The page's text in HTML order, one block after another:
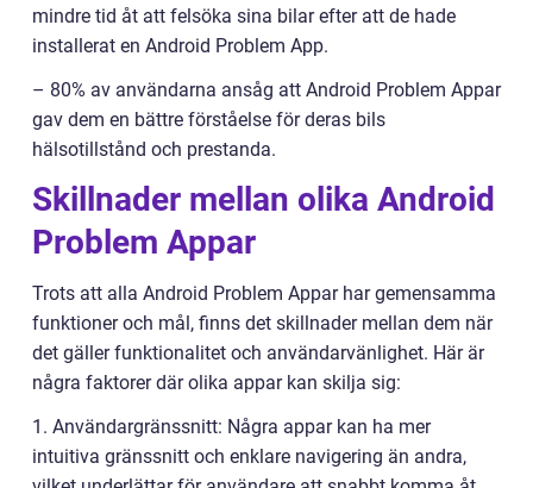
mindre tid åt att felsöka sina bilar efter att de hade
installerat en Android Problem App.
– 80% av användarna ansåg att Android Problem Appar
gav dem en bättre förståelse för deras bils
hälsotillstånd och prestanda.
Skillnader mellan olika Android
Problem Appar
Trots att alla Android Problem Appar har gemensamma
funktioner och mål, finns det skillnader mellan dem när
det gäller funktionalitet och användarvänlighet. Här är
några faktorer där olika appar kan skilja sig:
1. Användargränssnitt: Några appar kan ha mer
intuitiva gränssnitt och enklare navigering än andra,